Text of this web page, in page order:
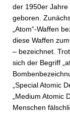
der 1950er Jahre
geboren.
„Atom“-Waffen
diese Waffen
– bezeichnet.
sich der Begriff
„Special Atomic
„Medium
Menschen